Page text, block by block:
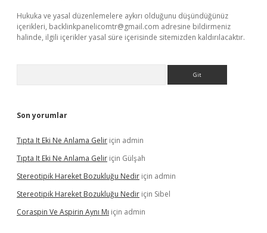
Hukuka ve yasal düzenlemelere aykırı olduğunu düşündüğünüz
içerikleri, backlinkpanelicomtr@gmail.com adresine bildirmeniz
halinde, ilgili içerikler yasal süre içerisinde sitemizden kaldırılacaktır.
Son yorumlar
Tıpta It Eki Ne Anlama Gelir için admin
Tıpta It Eki Ne Anlama Gelir için Gülşah
Stereotipik Hareket Bozukluğu Nedir için admin
Stereotipik Hareket Bozukluğu Nedir için Sibel
Coraspin Ve Aspirin Aynı Mı için admin